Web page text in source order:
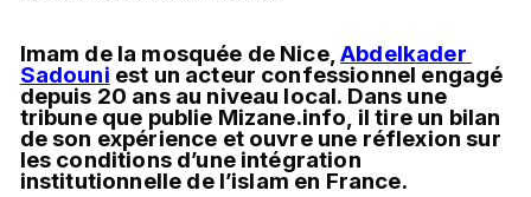
Imam de la mosquée de Nice, Abdelkader
Sadouni est un acteur confessionnel engagé
depuis 20 ans au niveau local. Dans une
tribune que publie Mizane.info, il tire un bilan
de son expérience et ouvre une réflexion sur
les conditions d’une intégration
institutionnelle de l’islam en France.